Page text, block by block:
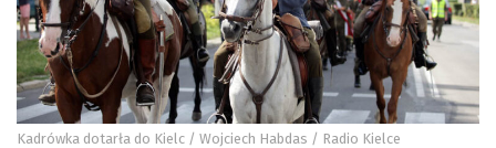
Kadrówka dotarła do Kielc / Wojciech Habdas / Radio Kielce